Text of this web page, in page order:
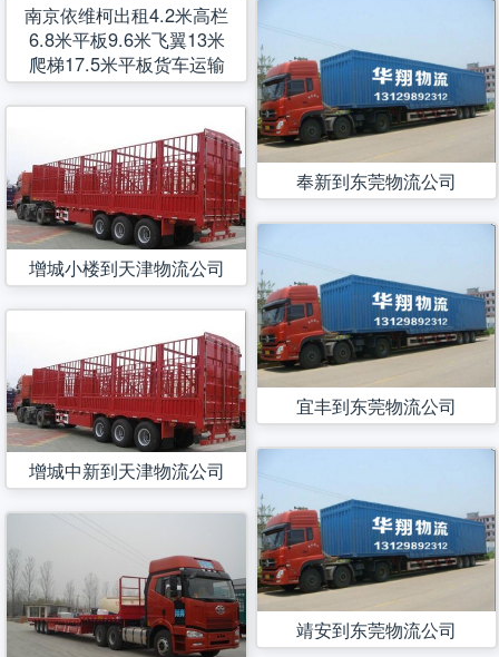
南京依维柯出租4.2米高栏
6.8米平板9.6米飞翼13米
爬梯17.5米平板货车运输
增城小楼到天津物流公司
增城中新到天津物流公司
奉新到东莞物流公司
宜丰到东莞物流公司
靖安到东莞物流公司